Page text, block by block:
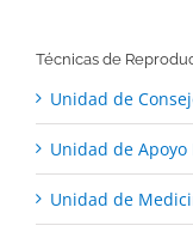
Técnicas de
Unidad de
Unidad de Apoyo
Unidad de